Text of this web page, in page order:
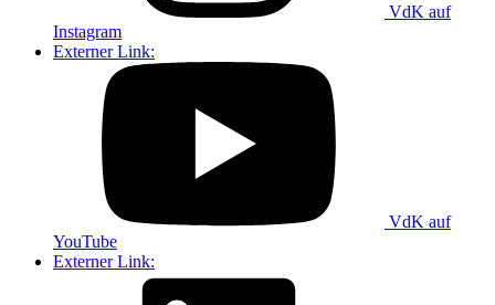
VdK auf
Instagram
Externer Link:
VdK auf
YouTube
Externer Link: